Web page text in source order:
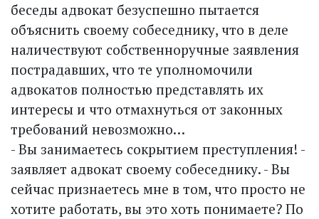
беседы адвокат безус­пешно пытается
объяснить своему собеседнику, что в деле
наличествуют собственноручные заявления
пострадавших, что те уполномочили
адвокатов полностью представлять их
интересы и что отмахнуться от законных
требований невозможно…
- Вы занимаетесь сокрытием преступления! -
заявляет адвокат своему собеседнику. - Вы
сейчас признаетесь мне в том, что просто не
хотите работать, вы это хоть понимаете? По